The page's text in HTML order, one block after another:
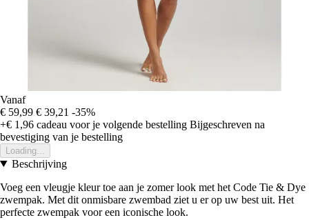
Vanaf
€ 59,99 € 39,21 -35%
+€ 1,96 cadeau voor je volgende bestelling Bijgeschreven na
bevestiging van je bestelling
Loading...
Beschrijving
Voeg een vleugje kleur toe aan je zomer look met het Code Tie & Dye
zwempak. Met dit onmisbare zwembad ziet u er op uw best uit. Het
perfecte zwempak voor een iconische look.